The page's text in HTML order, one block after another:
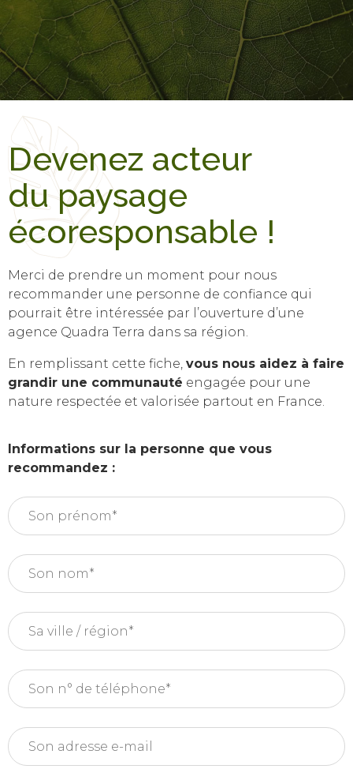
Devenez acteur
du paysage
écoresponsable !
Merci de prendre un moment pour nous
recommander une personne de confiance qui
pourrait être intéressée par l’ouverture d’une
agence Quadra Terra dans sa région.
En remplissant cette fiche, vous nous aidez à faire
grandir une communauté engagée pour une
nature respectée et valorisée partout en France.
Informations sur la personne que vous
recommandez :